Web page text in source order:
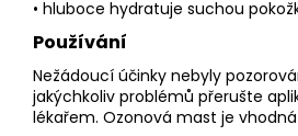
• hluboce hydratuje suchou
Používání
Nežádoucí účinky nebyly
jakýchkoliv problémů přerušte
lékařem. Ozonová mast je